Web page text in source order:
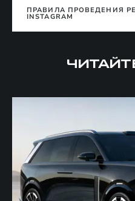
ПРАВИЛА ПРОВЕДЕНИЯ
INSTAGRAM